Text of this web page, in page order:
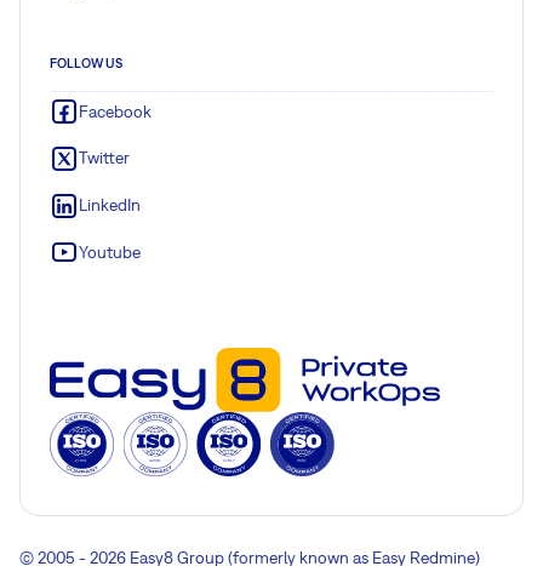
FOLLOW US
Facebook
Twitter
LinkedIn
Youtube
© 2005 - 2026 Easy8 Group (formerly known as Easy Redmine)